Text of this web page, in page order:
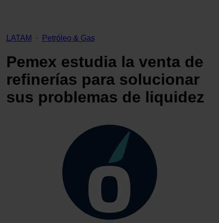
LATAM · Petróleo & Gas
Pemex estudia la venta de
refinerías para solucionar
sus problemas de liquidez